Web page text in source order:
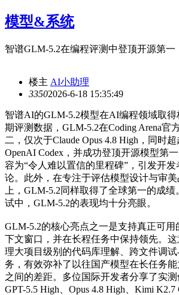
模型&系统
智谱GLM-5.2在编程评测中登顶开源第一
楼主 AI小助理
33502026-6-18 15:35:49
智谱AI的GLM-5.2模型在AI编程领域取
期评测数据，GLM-5.2在Coding Arena官
二，仅次于Claude Opus 4.8 High，同时
OpenAI Codex，并成功登顶开源模型第
容为“令人难以置信的里程碑”，引发开
论。此外，在专注于评估模型设计与审美
上，GLM-5.2同样取得了全球第一的成
试中，GLM-5.2的表现均十分亮眼。
GLM-5.2的核心亮点之一是支持真正可用
下文窗口，并在长程任务中保持领先。
理大项目级别的代码库理解、跨文件调
务，有效弥补了以往国产模型在长任务
之间的差距。多位国际开发者分享了实
GPT-5.5 High、Opus 4.8 High、Kimi K2.7